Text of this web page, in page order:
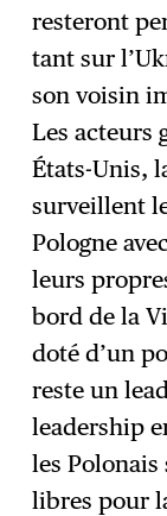
resteront
tant sur
son voisin
Les acteurs
États-Unis,
surveillent
Pologne
leurs
bord de la
doté d’un
reste un
leadership
les Polonais
libres pour